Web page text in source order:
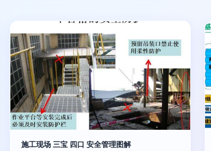
施工现场 三宝 四口 安全管理图解